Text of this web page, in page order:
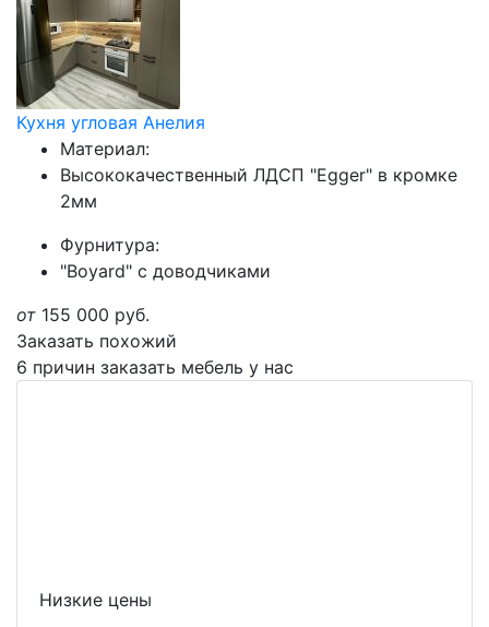
Кухня угловая Анелия
Материал:
Высококачественный ЛДСП "Egger" в кромке
2мм
Фурнитура:
"Boyard" с доводчиками
от 155 000 руб.
Заказать похожий
6 причин заказать мебель у нас
Низкие цены